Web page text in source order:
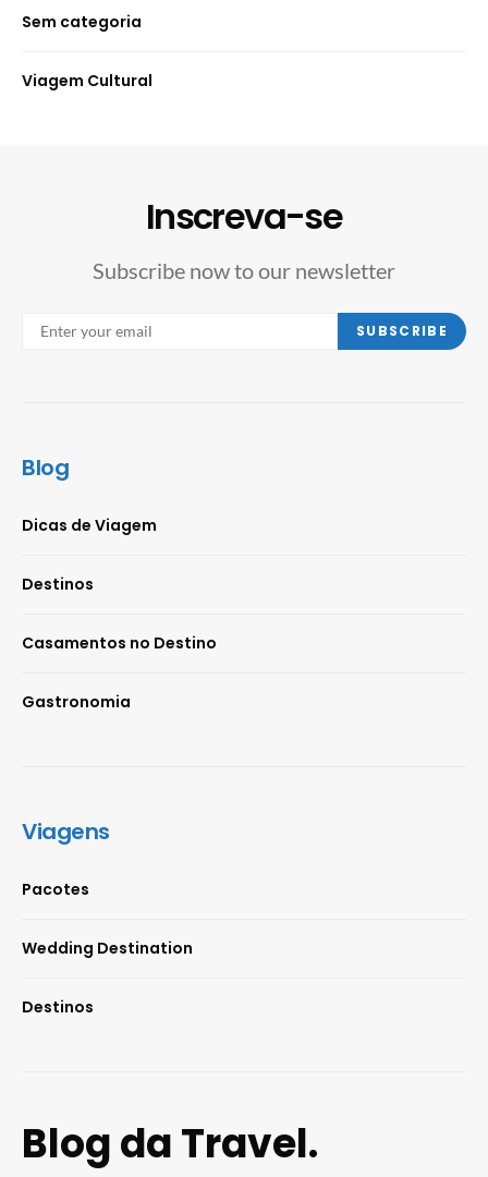
Sem categoria
Viagem Cultural
Inscreva-se
Subscribe now to our newsletter
SUBSCRIBE
Blog
Dicas de Viagem
Destinos
Casamentos no Destino
Gastronomia
Viagens
Pacotes
Wedding Destination
Destinos
Blog da Travel.